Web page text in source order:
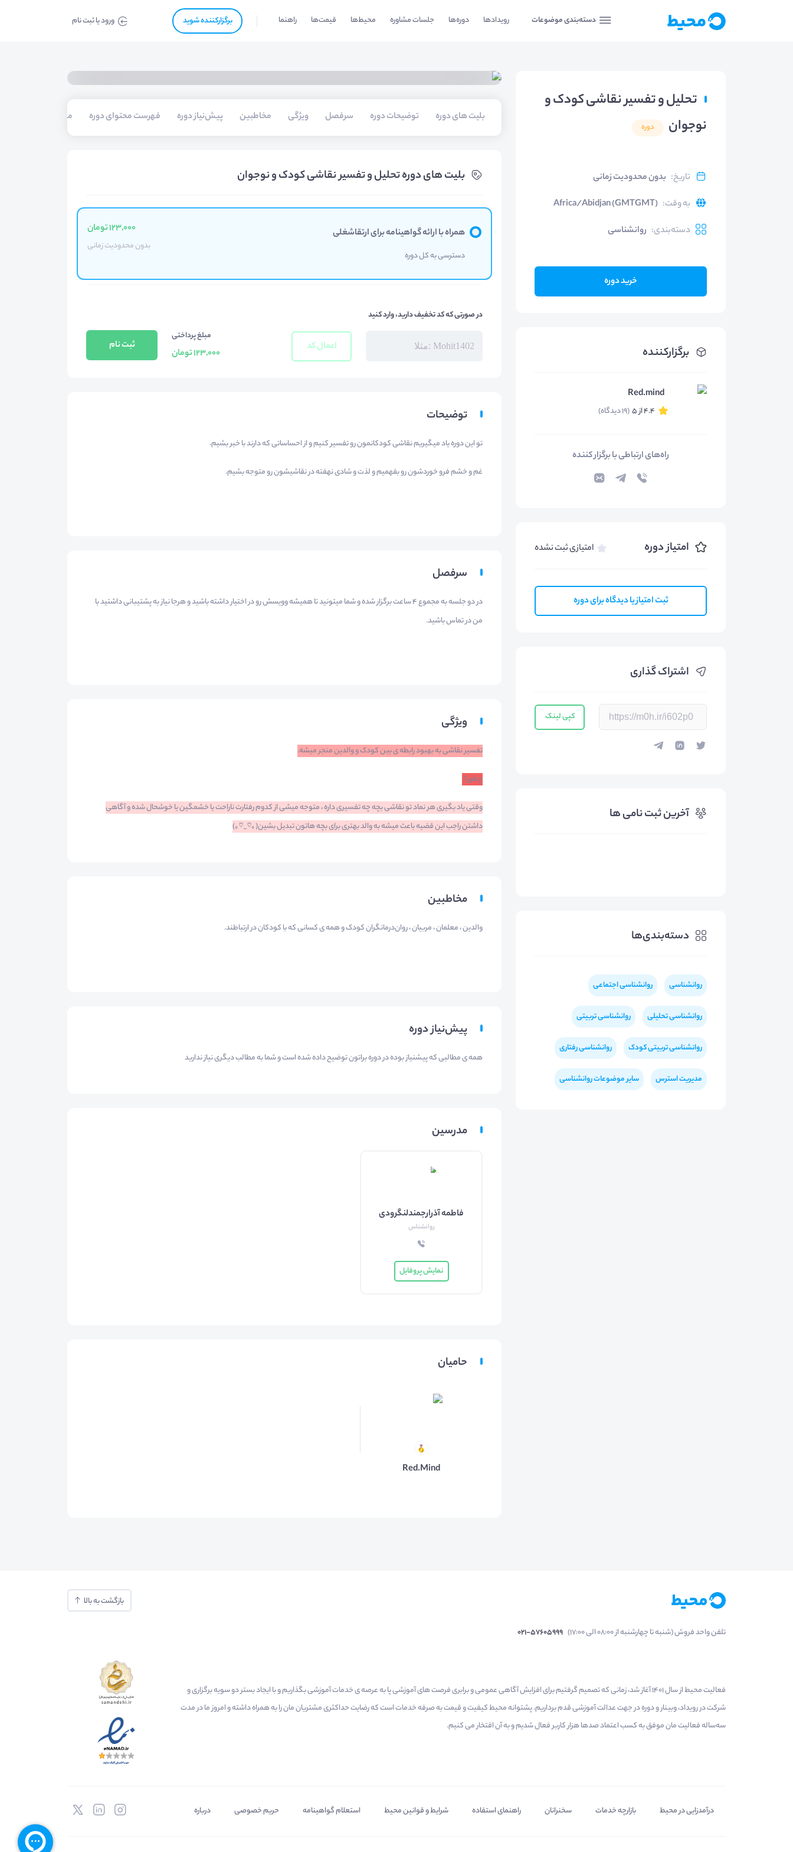
دسته‌بندی موضوعات رویدادها دوره‌ها جلسات مشاوره محیط‌ها قیمت‌ها راهنما برگزار‌‌کننده شوید ورود یا ثبت نام
تحلیل و تفسیر نقاشی کودک و
نوجوان
دوره
تاریخ: بدون محدودیت زمانی
به وقت:
Africa/Abidjan (GMTGMT)
دسته‌بندی: روانشناسی
خرید دوره
برگزارکننده
Red.mind
4.4 از 5 (19 دیدگاه)
راه‌های ارتباطی با برگزار کننده
امتیاز دوره امتیازی ثبت نشده
ثبت امتیاز یا دیدگاه برای دوره
اشتراک گذاری
کپی لینک
آخرین ثبت نامی ها
دسته‌بندی‌ها
روانشناسی روانشناسی اجتماعی
روانشناسی تحلیلی روانشناسی تربیتی
روانشناسی تربیتی کودک روانشناسی رفتاری
مدیریت استرس سایر موضوعات روانشناسی
بلیت های دوره توضیحات دوره سرفصل ویژگی مخاطبین پیش‌نیاز دوره فهرست محتوای دوره مدرسین
بلیت های دوره تحلیل و تفسیر نقاشی کودک و نوجوان
همراه با ارائه گواهینامه برای ارتقاشغلی
دسترسی به کل دوره
123,000 تومان
بدون محدودیت زمانی
در صورتی که کد تخفیف دارید، وارد کنید
اعمال کد
مبلغ پرداختی
123,000 تومان
ثبت نام
توضیحات
تو این دوره یاد میگیریم نقاشی کودکانمون رو تفسیر کنیم و از احساساتی که دارند با خبر بشیم.
غم و خشم فرو خوردشون رو بفهمیم و لذت و شادی نهفته در نقاشیشون رو متوجه بشیم.
سرفصل
در دو جلسه به مجموع ۴ ساعت برگزار شده و شما میتونید تا همیشه وویسش رو در اختیار داشته باشید و هرجا نیاز به پشتیبانی داشتید با
من در تماس باشید.
ویژگی
تفسیر نقاشی به بهبود رابطه ی بین کودک و والدین منجر میشه.
چطور؟
وقتی یاد بگیری هر نماد تو نقاشی بچه چه تفسیری داره ، متوجه میشی از کدوم رفتارت ناراحت یا خشمگین یا خوشحال شده و آگاهی
داشتن راجب این قضیه باعث میشه به والد بهتری برای بچه هاتون تبدیل بشین⁦(⁠｡⁠♡⁠‿⁠♡⁠｡⁠)⁩
مخاطبین
والدین ، معلمان ، مربیان ، روان‌درمانگران کودک و همه ی کسانی که با کودکان در ارتباطند.
پیش‌نیاز دوره
همه ی مطالبی که پیشنیاز بوده در دوره براتون توضیح داده شده است و شما به مطالب دیگری نیاز ندارید
مدرسین
فاطمه آذرارجمندلنگرودی
روانشناس
نمایش پروفایل
حامیان
Red.Mind
بازگشت به بالا
تلفن واحد فروش (شنبه تا چهارشنبه از 08:00 الی 17:00) 021-57605999
فعالیت محیط از سال 1401 آغاز شد، زمانی که تصمیم گرفتیم برای افزایش آگاهی عمومی و برابری فرصت های آموزشی پا به عرصه ی خدمات آموزشی بگذاریم و با ایجاد بستر دو سویه برگزاری و
شرکت در رویداد، وبینار و دوره در جهت عدالت آموزشی قدم برداریم. پشتوانه محیط کیفیت و قیمت به صرفه خدمات است که رضایت حداکثری مشتریان مان را به همراه داشته و امروز ما در مدت
سه‌ساله فعالیت مان موفق به کسب اعتماد صدها هزار کاربر فعال شدیم و به آن افتخار می‌ کنیم.
درآمدزایی در محیط بازارچه خدمات سخنرانان راهنمای استفاده شرایط و قوانین محیط استعلام گواهینامه حریم خصوصی درباره